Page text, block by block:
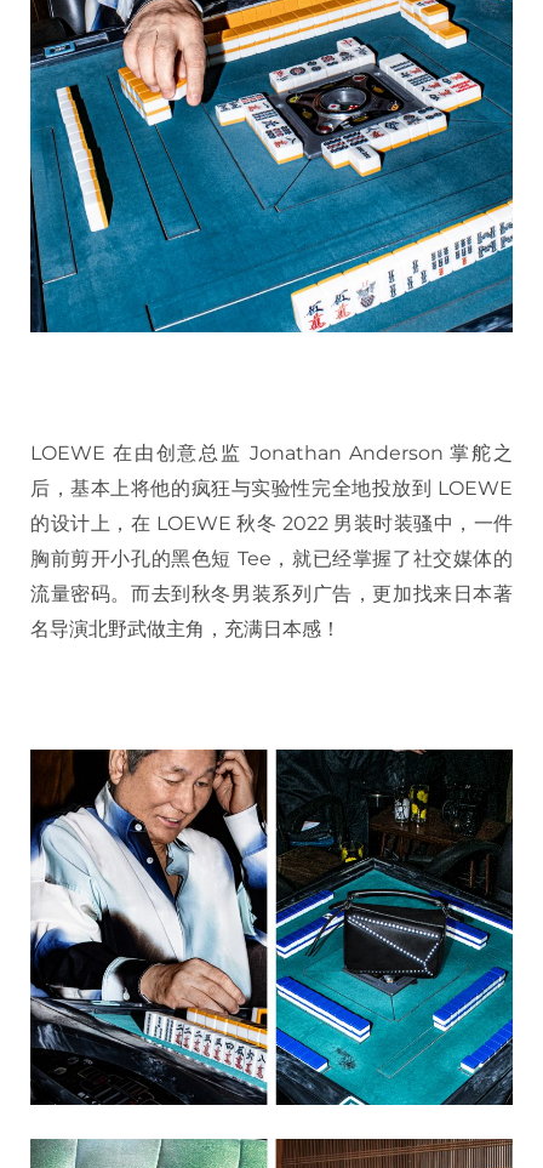
LOEWE 在由创意总监 Jonathan Anderson 掌舵之
后，基本上将他的疯狂与实验性完全地投放到 LOEWE
的设计上，在 LOEWE 秋冬 2022 男装时装骚中，一件
胸前剪开小孔的黑色短 Tee，就已经掌握了社交媒体的
流量密码。而去到秋冬男装系列广告，更加找来日本著
名导演北野武做主角，充满日本感！